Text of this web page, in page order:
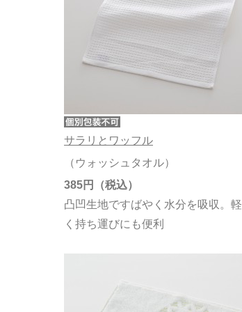
サラリとワッフル
（ウォッシュタオル）
凸凹生地ですばやく水分を吸収。軽
く持ち運びにも便利
385円